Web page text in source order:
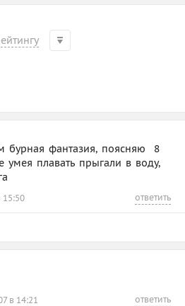
бурная фантазия, поясняю  8
плавать прыгали в воду,
15:50 ответить
в 14:21 ответить